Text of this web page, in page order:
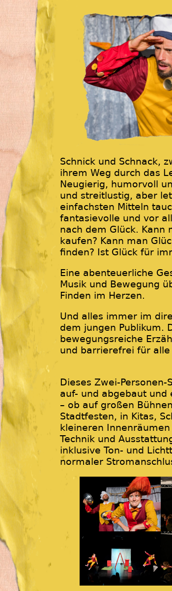
Schnick und Schnack,
ihrem Weg durch das
Neugierig, humorvoll
und streitlustig, aber
einfachsten Mitteln
fantasievolle und vor
nach dem Glück. Kann
kaufen? Kann man
finden? Ist Glück für
Eine abenteuerliche
Musik und Bewegung
Finden im Herzen.
Und alles immer im
dem jungen Publikum.
bewegungsreiche
und barrierefrei für alle
Dieses Zwei-
auf- und abgebaut und
– ob auf großen
Stadtfesten, in Kitas,
kleineren
Technik und
inklusive Ton- und
normaler